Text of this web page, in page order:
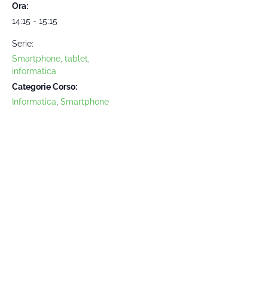
Ora:
14:15 - 15:15
Serie:
Smartphone, tablet,
informatica
Categorie Corso:
Informatica Smartphone